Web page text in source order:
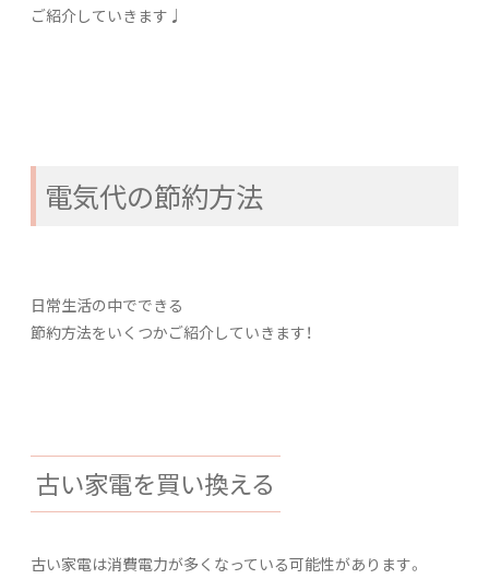
ご紹介していきます♩
電気代の節約方法
日常生活の中でできる
節約方法をいくつかご紹介していきます！
古い家電を買い換える
古い家電は消費電力が多くなっている可能性があります。